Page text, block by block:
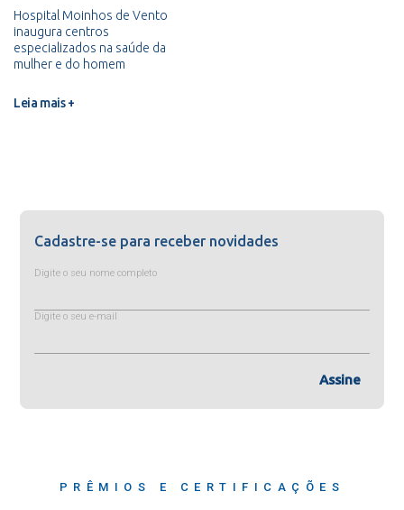
Hospital Moinhos de Vento
inaugura centros
especializados na saúde da
mulher e do homem
Leia mais +
Cadastre-se para receber novidades
Digite o seu nome completo
Digite o seu e-mail
Assine
PRÊMIOS E CERTIFICAÇÕES